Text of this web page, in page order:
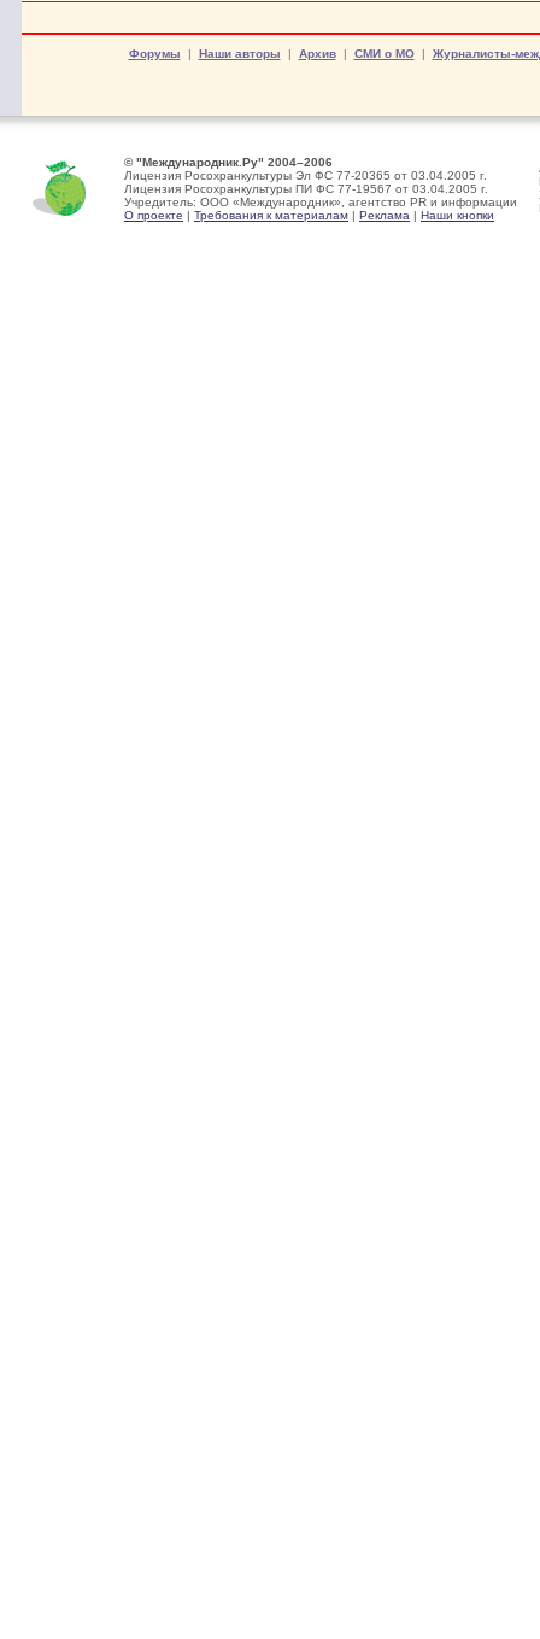
Форумы | Наши авторы | Архив| СМИ о МО| Журналисты-
© "Международник.Ру" 2004–2006
Лицензия Росохранкультуры Эл ФС 77-20365 от 03.04.2005 г.
Лицензия Росохранкультуры ПИ ФС 77-19567 от 03.04.2005 г.
Учредитель: ООО «Международник», агентство PR и информации
О проекте | Требования к материалам | Реклама | Наши кнопки